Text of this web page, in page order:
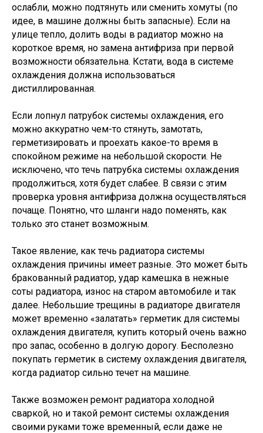
ослабли, можно подтянуть или сменить хомуты (по
идее, в машине должны быть запасные). Если на
улице тепло, долить воды в радиатор можно на
короткое время, но замена антифриза при первой
возможности обязательна. Кстати, вода в системе
охлаждения должна использоваться
дистиллированная.
Если лопнул патрубок системы охлаждения, его
можно аккуратно чем-то стянуть, замотать,
герметизировать и проехать какое-то время в
спокойном режиме на небольшой скорости. Не
исключено, что течь патрубка системы охлаждения
продолжиться, хотя будет слабее. В связи с этим
проверка уровня антифриза должна осуществляться
почаще. Понятно, что шланги надо поменять, как
только это станет возможным.
Такое явление, как течь радиатора системы
охлаждения причины имеет разные. Это может быть
бракованный радиатор, удар камешка в нежные
соты радиатора, износ на старом автомобиле и так
далее. Небольшие трещины в радиаторе двигателя
может временно «залатать» герметик для системы
охлаждения двигателя, купить который очень важно
про запас, особенно в долгую дорогу. Бесполезно
покупать герметик в систему охлаждения двигателя,
когда радиатор сильно течет на машине.
Также возможен ремонт радиатора холодной
сваркой, но и такой ремонт системы охлаждения
своими руками тоже временный, если даже не